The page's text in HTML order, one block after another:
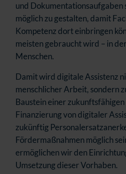
und Dokumentationsaufgaben
möglich zu gestalten, damit
Kompetenz dort einbringen
meisten gebraucht wird – in
Menschen.
Damit wird digitale Assistenz
menschlicher Arbeit, sondern
Baustein einer
Finanzierung von digitaler
zukünftig
Fördermaßnahmen möglich
ermöglichen wir den
Umsetzung dieser Vorhaben.